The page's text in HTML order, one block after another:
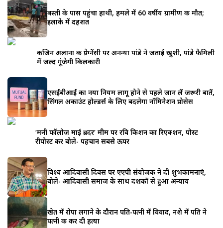
बस्ती के पास पहुंचा हाथी, हमले में 60 वर्षीय ग्रामीण की मौत;
इलाके में दहशत
कजिन अलाना की प्रेग्नेंसी पर अनन्या पांडे ने जताई खुशी, पांडे फैमिली
में जल्द गूंजेगी किलकारी
एसईबीआई का नया नियम लागू होने से पहले जान लें जरूरी बातें,
सिंगल अकाउंट होल्डर्स के लिए बदलेगा नॉमिनेशन प्रोसेस
‘मनी फॉलोज माई ब्रदर’ मीम पर रवि किशन का रिएक्शन, पोस्ट
रीपोस्ट कर बोले- पहचान सबसे ऊपर
विश्व आदिवासी दिवस पर एएपी संयोजक ने दी शुभकामनाएं,
बोले- आदिवासी समाज के साथ दशकों से हुआ अन्याय
खेत में रोपा लगाने के दौरान पति-पत्नी में विवाद, नशे में पति ने
पत्नी की कर दी हत्या